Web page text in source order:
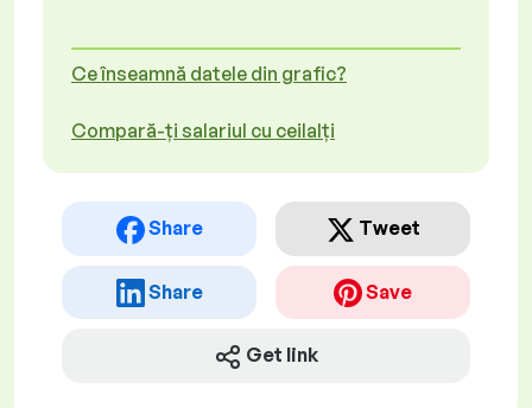
Ce înseamnă datele din grafic?
Compară-ți salariul cu ceilalți
Share Tweet
Share Save
Get link